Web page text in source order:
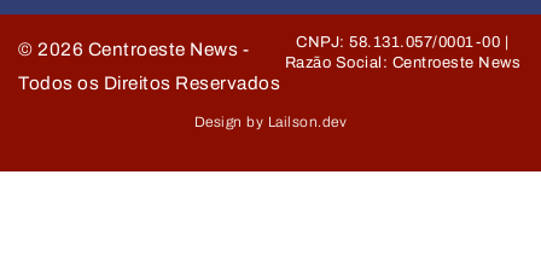
© 2026 Centroeste News -
Todos os Direitos Reservados
CNPJ: 58.131.057/0001-00 |
Razão Social: Centroeste News
Design by Lailson.dev